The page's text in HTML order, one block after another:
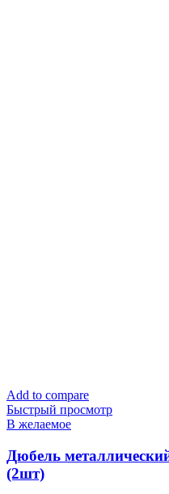
Add to compare
Быстрый просмотр
В желаемое
Дюбель
(2шт)